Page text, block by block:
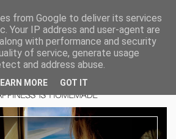
from Google to deliver its services
Your IP address and user-agent are
with performance and security
of service, generate usage
and address abuse.
MORE GOT IT